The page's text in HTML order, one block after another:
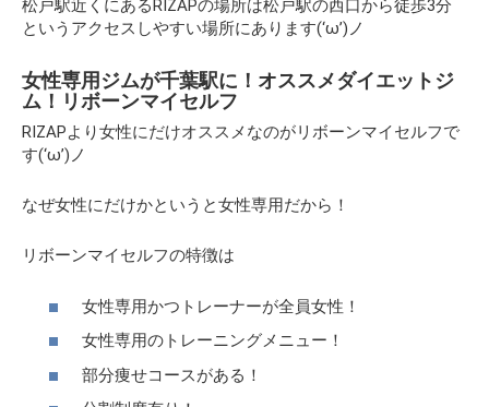
松戸駅近くにあるRIZAPの場所は松戸駅の西口から徒歩3分
というアクセスしやすい場所にあります(‘ω’)ノ
女性専用ジムが千葉駅に！オススメダイエットジ
ム！リボーンマイセルフ
RIZAPより女性にだけオススメなのがリボーンマイセルフで
す(‘ω’)ノ
なぜ女性にだけかというと女性専用だから！
リボーンマイセルフの特徴は
女性専用かつトレーナーが全員女性！
女性専用のトレーニングメニュー！
部分痩せコースがある！